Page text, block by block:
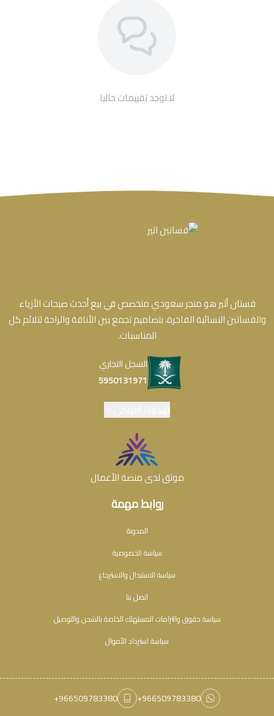
لا توجد تقييمات حاليا
روابط مهمة
المدونة
سياسة الخصوصية
سياسة الاستبدال والاسترجاع
اتصل بنا
سياسة حقوق والتزامات المستهلك الخاصة بالشحن والتوصيل
سياسة استرداد الأموال
فستان أثير هو متجر سعودي متخصص في بيع أحدث صيحات الأزياء
والفساتين النسائية الفاخرة، بتصاميم تجمع بين الأناقة والراحة لتلائم كل
المناسبات.
السجل التجاري
5950131971
موثق لدى منصة الأعمال
+966509783380
+966509783380